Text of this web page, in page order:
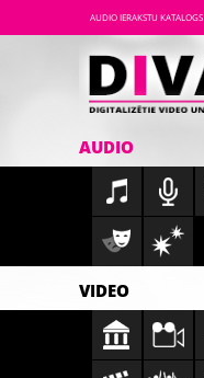
AUDIO IERAKSTU KATALOGS
AUDIO
VIDEO